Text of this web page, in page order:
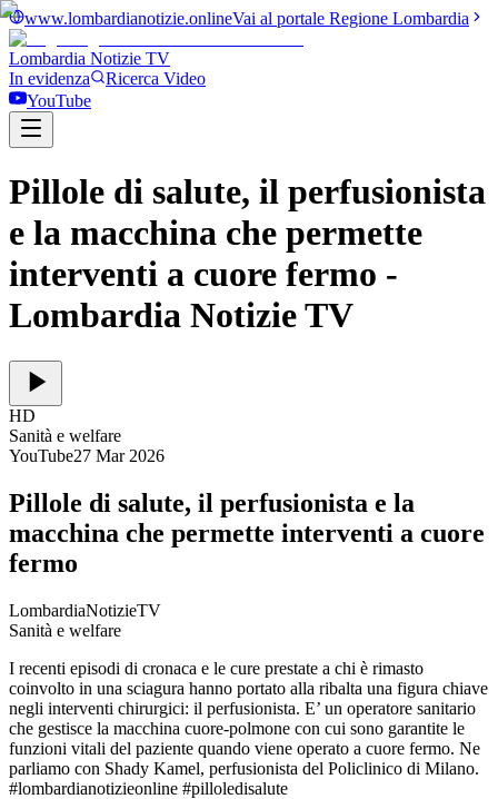
www.lombardianotizie.onlineVai al portale Regione Lombardia
Lombardia Notizie TV
In evidenza
Ricerca Video
YouTube
Pillole di salute, il perfusionista
e la macchina che permette
interventi a cuore fermo -
Lombardia Notizie TV
HD
Sanità e welfare
YouTube27 Mar 2026
Pillole di salute, il perfusionista e la
macchina che permette interventi a cuore
fermo
LombardiaNotizieTV
Sanità e welfare
I recenti episodi di cronaca e le cure prestate a chi è rimasto
coinvolto in una sciagura hanno portato alla ribalta una figura chiave
negli interventi chirurgici: il perfusionista. E’ un operatore sanitario
che gestisce la macchina cuore-polmone con cui sono garantite le
funzioni vitali del paziente quando viene operato a cuore fermo. Ne
parliamo con Shady Kamel, perfusionista del Policlinico di Milano.
#lombardianotizieonline #pilloledisalute